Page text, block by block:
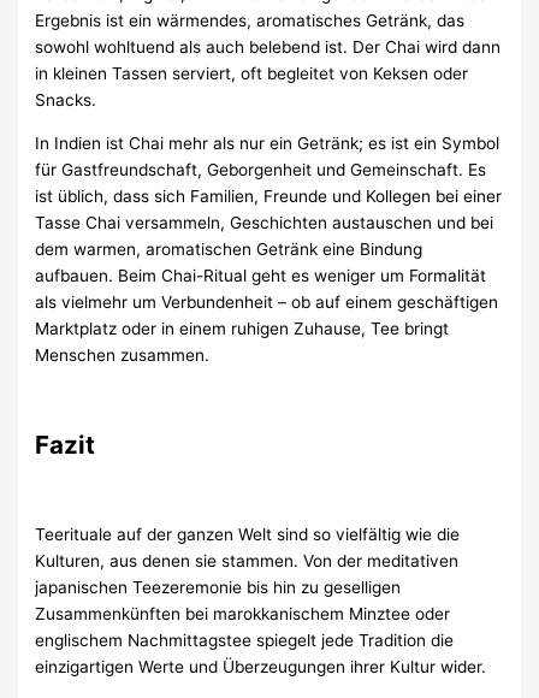
Ergebnis ist ein wärmendes, aromatisches Getränk, das
sowohl wohltuend als auch belebend ist. Der Chai wird dann
in kleinen Tassen serviert, oft begleitet von Keksen oder
Snacks.
In Indien ist Chai mehr als nur ein Getränk; es ist ein Symbol
für Gastfreundschaft, Geborgenheit und Gemeinschaft. Es
ist üblich, dass sich Familien, Freunde und Kollegen bei einer
Tasse Chai versammeln, Geschichten austauschen und bei
dem warmen, aromatischen Getränk eine Bindung
aufbauen. Beim Chai-Ritual geht es weniger um Formalität
als vielmehr um Verbundenheit – ob auf einem geschäftigen
Marktplatz oder in einem ruhigen Zuhause, Tee bringt
Menschen zusammen.
Fazit
Teerituale auf der ganzen Welt sind so vielfältig wie die
Kulturen, aus denen sie stammen. Von der meditativen
japanischen Teezeremonie bis hin zu geselligen
Zusammenkünften bei marokkanischem Minztee oder
englischem Nachmittagstee spiegelt jede Tradition die
einzigartigen Werte und Überzeugungen ihrer Kultur wider.